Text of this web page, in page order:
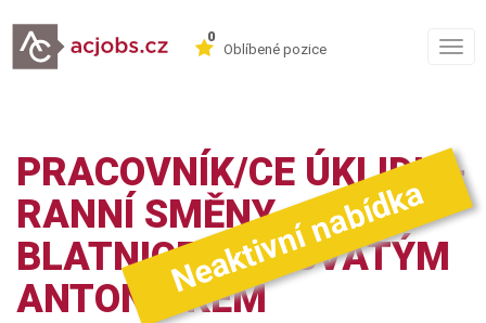
0
Oblíbené pozice
PRACOVNÍK/CE ÚKLIDU -
RANNÍ SMĚNY -
BLATNICE POD SVATÝM
ANTONÍNKEMNeaktivní nabídka